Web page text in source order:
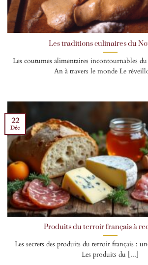
Les traditions culinaires du
Les coutumes alimentaires incontournables
An à travers le monde Le
Produits du terroir français à
Les secrets des produits du terroir français :
Les produits du [...]
22
Déc